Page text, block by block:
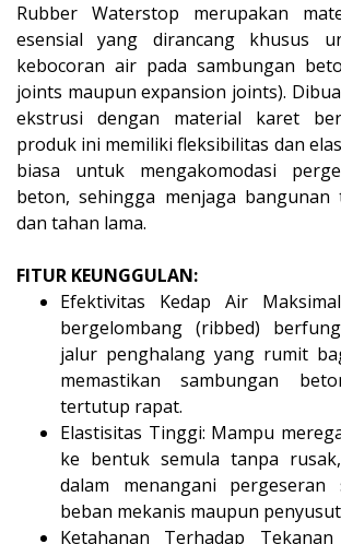
Rubber Waterstop merupakan
esensial yang dirancang khusus
kebocoran air pada sambungan
joints maupun expansion joints).
ekstrusi dengan material karet
produk ini memiliki fleksibilitas dan
biasa untuk mengakomodasi
beton, sehingga menjaga
dan tahan lama.
FITUR KEUNGGULAN:
Efektivitas Kedap Air
bergelombang (ribbed)
jalur penghalang yang rumit
memastikan sambungan
tertutup rapat.
Elastisitas Tinggi: Mampu
ke bentuk semula tanpa
dalam menangani
beban mekanis maupun
Ketahanan Terhadap